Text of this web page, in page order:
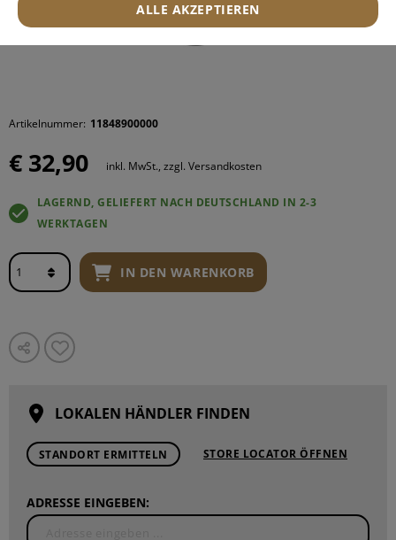
Artikelnummer: 11848900000
€ 32,90 inkl. MwSt., zzgl. Versandkosten
LAGERND, GELIEFERT NACH DEUTSCHLAND IN 2-3
WERKTAGEN
IN DEN WARENKORB
LOKALEN HÄNDLER FINDEN
STANDORT ERMITTELN STORE LOCATOR ÖFFNEN
ADRESSE EINGEBEN:
ALLE AKZEPTIEREN